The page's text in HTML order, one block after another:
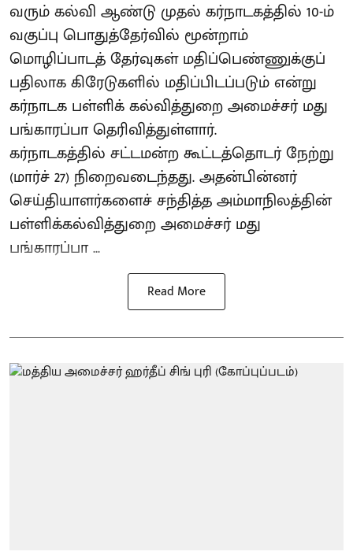
வரும் கல்வி ஆண்டு முதல் கர்நாடகத்தில் 10-ம்
வகுப்பு பொதுத்தேர்வில் மூன்றாம்
மொழிப்பாடத் தேர்வுகள் மதிப்பெண்ணுக்குப்
பதிலாக கிரேடுகளில் மதிப்பிடப்படும் என்று
கர்நாடக பள்ளிக் கல்வித்துறை அமைச்சர் மது
பங்காரப்பா தெரிவித்துள்ளார்.
கர்நாடகத்தில் சட்டமன்ற கூட்டத்தொடர் நேற்று
(மார்ச் 27) நிறைவடைந்தது. அதன்பின்னர்
செய்தியாளர்களைச் சந்தித்த அம்மாநிலத்தின்
பள்ளிக்கல்வித்துறை அமைச்சர் மது
பங்காரப்பா ...
Read More